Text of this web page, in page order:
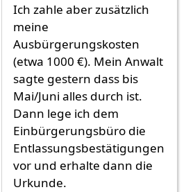
Ich zahle aber zusätzlich
meine
Ausbürgerungskosten
(etwa 1000 €). Mein Anwalt
sagte gestern dass bis
Mai/Juni alles durch ist.
Dann lege ich dem
Einbürgerungsbüro die
Entlassungsbestätigungen
vor und erhalte dann die
Urkunde.